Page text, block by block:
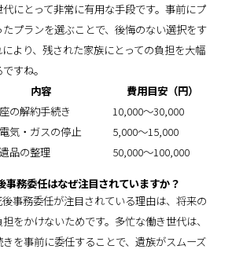
にとって非常に有用な手段です。事前にプ
プランを選ぶことで、後悔のない選択をす
より、残された家族にとっての負担を大幅
すね。
内容
費用目安（円）
の解約手続き
10,000〜30,000
気・ガスの停止
5,000〜15,000
品の整理
50,000〜100,000
事務委任はなぜ注目されていますか？
事務委任が注目されている理由は、将来の
をかけないためです。多忙な働き世代は、
を事前に委任することで、遺族がスムーズ